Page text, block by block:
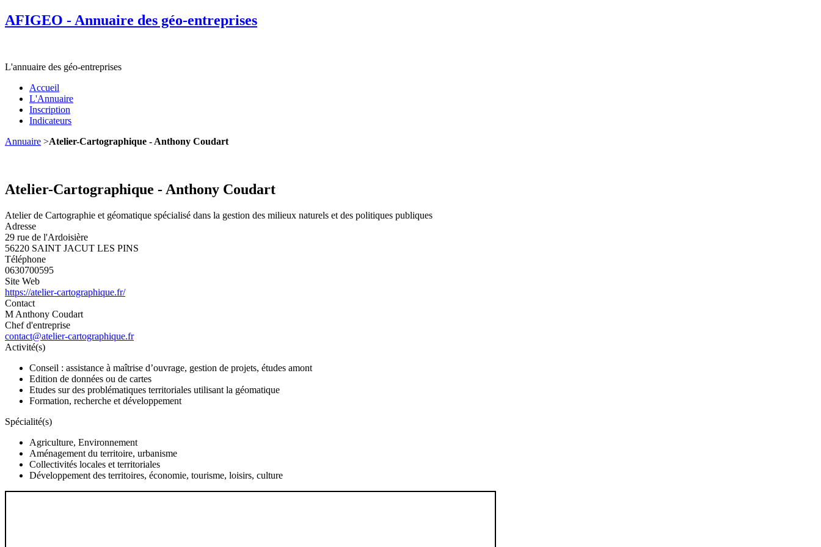
AFIGEO - Annuaire des géo-entreprises
L'annuaire des géo-entreprises
Accueil
L'Annuaire
Inscription
Indicateurs
Annuaire >Atelier-Cartographique - Anthony Coudart
Atelier-Cartographique - Anthony Coudart
Atelier de Cartographie et géomatique spécialisé dans la gestion des milieux naturels et des politiques publiques
Adresse
29 rue de l'Ardoisière
56220 SAINT JACUT LES PINS
Téléphone
0630700595
Site Web
https://atelier-cartographique.fr/
Contact
M Anthony Coudart
Chef d'entreprise
contact@atelier-cartographique.fr
Activité(s)
Conseil : assistance à maîtrise d’ouvrage, gestion de projets, études amont
Edition de données ou de cartes
Etudes sur des problématiques territoriales utilisant la géomatique
Formation, recherche et développement
Spécialité(s)
Agriculture, Environnement
Aménagement du territoire, urbanisme
Collectivités locales et territoriales
Développement des territoires, économie, tourisme, loisirs, culture